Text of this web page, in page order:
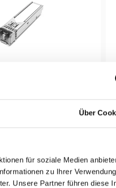
Über
für soziale Medien
zu Ihrer
Unsere Partner führen diese
Transceiver